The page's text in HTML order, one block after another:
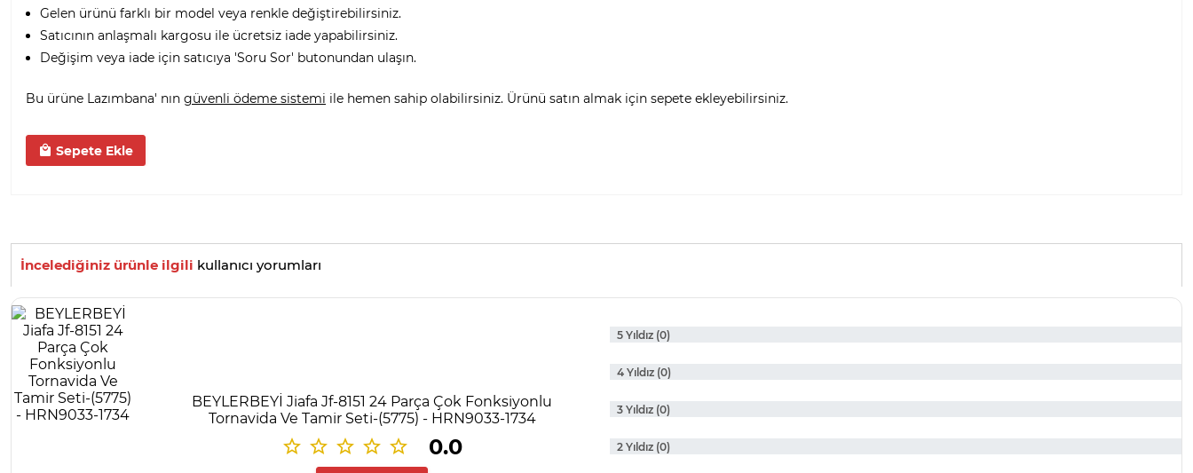
Gelen ürünü farklı bir model veya renkle değiştirebilirsiniz.
Satıcının anlaşmalı kargosu ile ücretsiz iade yapabilirsiniz.
Değişim veya iade için satıcıya 'Soru Sor' butonundan ulaşın.
Bu ürüne Lazımbana' nın güvenli ödeme sistemi ile hemen sahip olabilirsiniz. Ürünü satın almak için sepete ekleyebilirsiniz.
Sepete Ekle
İncelediğiniz ürünle ilgili kullanıcı yorumları
BEYLERBEYİ Jiafa Jf-8151 24 Parça Çok Fonksiyonlu
Tornavida Ve Tamir Seti-(5775) - HRN9033-1734
0.0
5 Yıldız (0)
4 Yıldız (0)
3 Yıldız (0)
2 Yıldız (0)